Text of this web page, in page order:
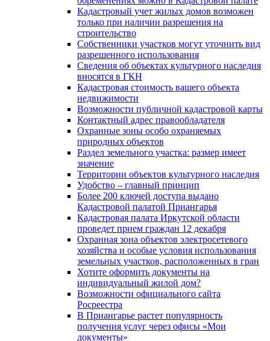
Кадастровый учет жилых домов возможен
только при наличии разрешения на
строительство
Собственники участков могут уточнить вид
разрешенного использования
Сведения об объектах культурного наследия
вносятся в ГКН
Кадастровая стоимость вашего объекта
недвижимости
Возможности публичной кадастровой карты
Контактный адрес правообладателя
Охранные зоны особо охраняемых
природных объектов
Раздел земельного участка: размер имеет
значение
Территории объектов культурного наследия
Удобство – главный принцип
Более 200 ключей доступа выдано
Кадастровой палатой Приангарья
Кадастровая палата Иркутской области
проведет прием граждан 12 декабря
Охранная зона объектов электросетевого
хозяйства и особые условия использования
земельных участков, расположенных в гран
Хотите оформить документы на
индивидуальный жилой дом?
Возможности официального сайта
Росреестра
В Приангарье растет популярность
получения услуг через офисы «Мои
документы»